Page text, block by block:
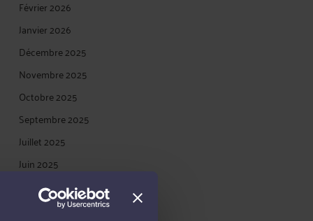
Février 2026
Janvier 2026
Décembre 2025
Novembre 2025
Octobre 2025
Septembre 2025
Juillet 2025
Juin 2025
Mai 2025
Avril 2025